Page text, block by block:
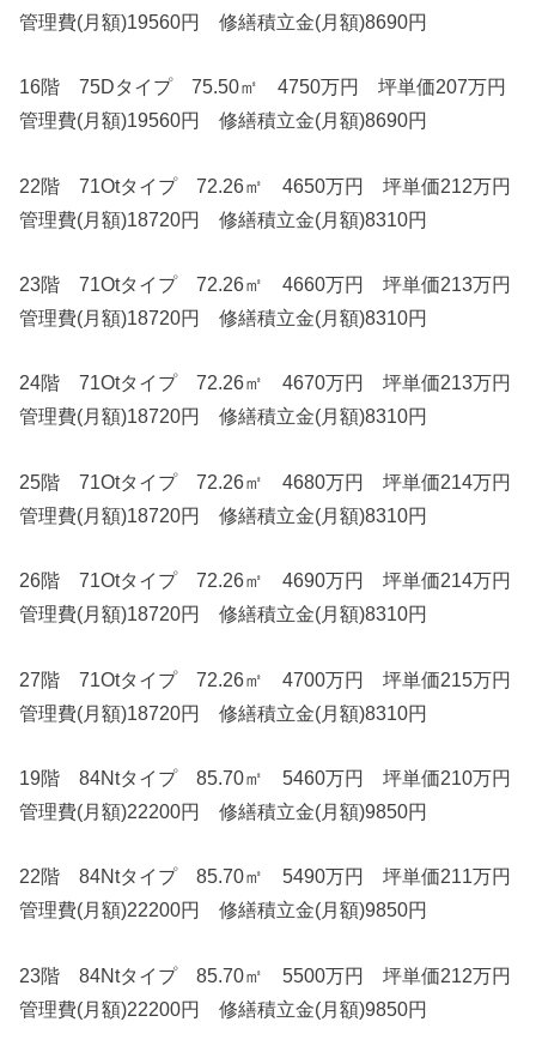
管理費(月額)19560円 修繕積立金(月額)8690円
16階 75Dタイプ 75.50㎡ 4750万円 坪単価207万円
管理費(月額)19560円 修繕積立金(月額)8690円
22階 71Otタイプ 72.26㎡ 4650万円 坪単価212万円
管理費(月額)18720円 修繕積立金(月額)8310円
23階 71Otタイプ 72.26㎡ 4660万円 坪単価213万円
管理費(月額)18720円 修繕積立金(月額)8310円
24階 71Otタイプ 72.26㎡ 4670万円 坪単価213万円
管理費(月額)18720円 修繕積立金(月額)8310円
25階 71Otタイプ 72.26㎡ 4680万円 坪単価214万円
管理費(月額)18720円 修繕積立金(月額)8310円
26階 71Otタイプ 72.26㎡ 4690万円 坪単価214万円
管理費(月額)18720円 修繕積立金(月額)8310円
27階 71Otタイプ 72.26㎡ 4700万円 坪単価215万円
管理費(月額)18720円 修繕積立金(月額)8310円
19階 84Ntタイプ 85.70㎡ 5460万円 坪単価210万円
管理費(月額)22200円 修繕積立金(月額)9850円
22階 84Ntタイプ 85.70㎡ 5490万円 坪単価211万円
管理費(月額)22200円 修繕積立金(月額)9850円
23階 84Ntタイプ 85.70㎡ 5500万円 坪単価212万円
管理費(月額)22200円 修繕積立金(月額)9850円